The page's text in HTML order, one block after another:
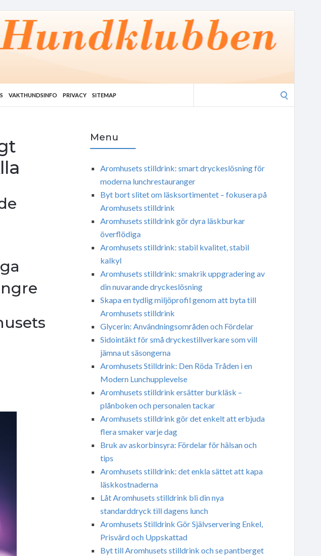
VAKTHUNDSINFO PRIVACY SITEMAP
Menu
Aromhusets stilldrink: smart dryckeslösning för
moderna lunchrestauranger
Byt bort slitet om läsksortimentet – fokusera på
Aromhusets stilldrink
Aromhusets stilldrink gör dyra läskburkar
överflödiga
Aromhusets stilldrink: stabil kvalitet, stabil
kalkyl
Aromhusets stilldrink: smakrik uppgradering av
din nuvarande dryckeslösning
Skapa en tydlig miljöprofil genom att byta till
Aromhusets stilldrink
Glycerin: Användningsområden och Fördelar
Sidointäkt för små dryckestillverkare som vill
jämna ut säsongerna
Aromhusets Stilldrink: Den Röda Tråden i en
Modern Lunchupplevelse
Aromhusets stilldrink ersätter burkläsk –
plånboken och personalen tackar
Aromhusets stilldrink gör det enkelt att erbjuda
flera smaker varje dag
Bruk av askorbinsyra: Fördelar för hälsan och
tips
Aromhusets stilldrink: det enkla sättet att kapa
läskkostnaderna
Låt Aromhusets stilldrink bli din nya
standarddryck till dagens lunch
Aromhusets Stilldrink Gör Självservering Enkel,
Prisvärd och Uppskattad
Byt till Aromhusets stilldrink och se pantberget